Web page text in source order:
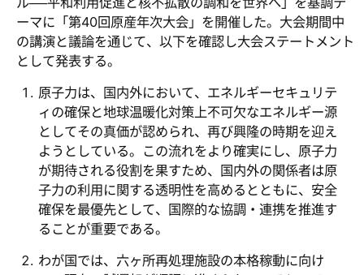
ーマに「第40回原産年次大会」を開催した。大会期間中
の講演と議論を通じて、以下を確認し大会ステートメント
として発表する。
原子力は、国内外において、エネルギーセキュリテ
ィの確保と地球温暖化対策上不可欠なエネルギー源
としてその真価が認められ、再び興隆の時期を迎え
ようとしている。この流れをより確実にし、原子力
が期待される役割を果すため、国内外の関係者は原
子力の利用に関する透明性を高めるとともに、安全
確保を最優先として、国際的な協調・連携を推進す
ることが重要である。
わが国では、六ヶ所再処理施設の本格稼動に向け